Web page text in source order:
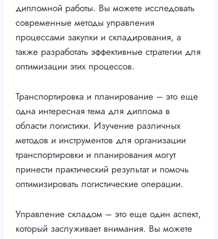
дипломной работы. Вы можете исследовать
современные методы управления
процессами закупки и складирования, а
также разработать эффективные стратегии для
оптимизации этих процессов.
Транспортировка и планирование – это еще
одна интересная тема для диплома в
области логистики. Изучение различных
методов и инструментов для организации
транспортировки и планирования могут
принести практический результат и помочь
оптимизировать логистические операции.
Управление складом – это еще один аспект,
который заслуживает внимания. Вы можете